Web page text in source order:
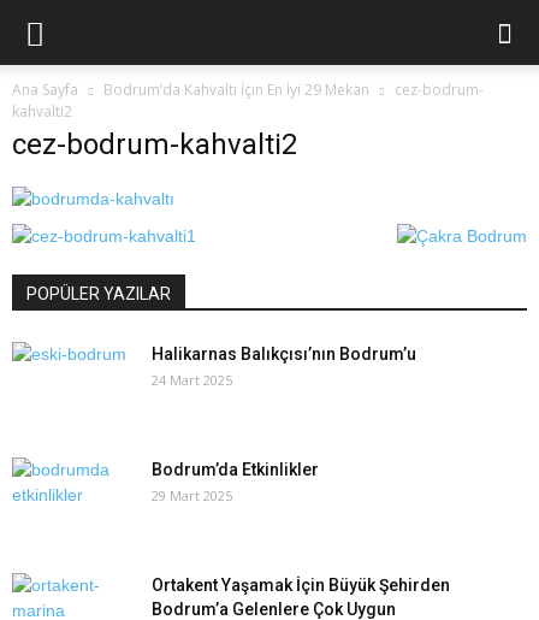
Ana Sayfa Bodrum’da Kahvaltı İçin En İyi 29 Mekan
cez-bodrum-
kahvalti2
cez-bodrum-kahvalti2
POPÜLER YAZILAR
Halikarnas Balıkçısı’nın Bodrum’u
24 Mart 2025
Bodrum’da Etkinlikler
29 Mart 2025
Ortakent Yaşamak İçin Büyük Şehirden
Bodrum’a Gelenlere Çok Uygun